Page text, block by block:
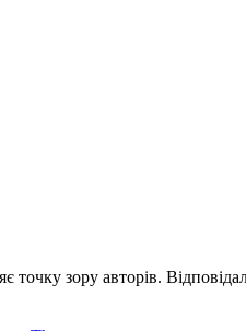
зору авторів.